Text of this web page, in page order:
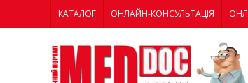
КАТАЛОГ ОНЛАЙН-КОНСУЛЬТАЦІЯ